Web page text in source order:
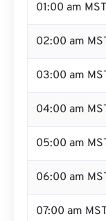
01:00 am MST
02:00 am
03:00 am
04:00 am
05:00 am
06:00 am
07:00 am